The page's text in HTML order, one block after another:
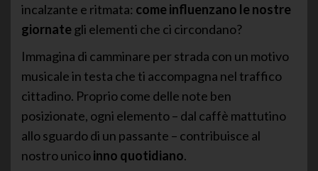
incalzante e ritmata: come influenzano le nostre
giornategli elementi che ci circondano?
Immagina di camminare per strada con un motivo
musicale in testa che ti accompagna nel traffico
cittadino. Proprio come delle note ben
posizionate, ogni elemento – dal caffè mattutino
allo sguardo di un passante – contribuisce al
nostro unicoinno quotidiano.